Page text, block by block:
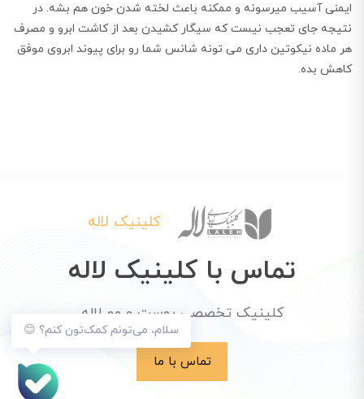
ایمنی آسیب میرسونه و ممکنه باعث لخته شدن خون هم بشه. در
نتیجه جای تعجب نیست که سیگار کشیدن بعد از کاشت ابرو و مصرف
هر ماده نیکوتین داری می تونه شانس شما رو برای پیوند ابروی موفق
کاهش بده.
سلام، می‌تونم کمک‌تون کنم؟ 😊
کلینیک لاله
تماس با کلینیک لاله
کلینیک تخصصی پوست و مو لاله
تماس با ما